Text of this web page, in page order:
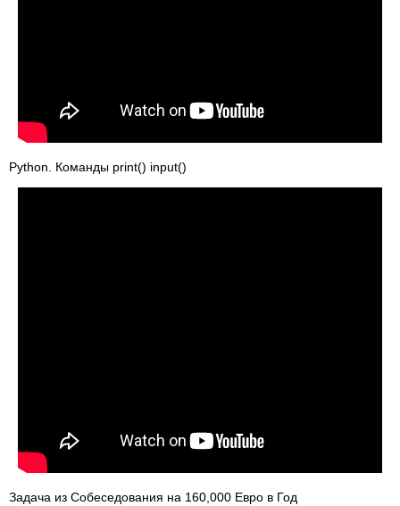
Python. Команды print() input()
Задача из Собеседования на 160,000 Евро в Год